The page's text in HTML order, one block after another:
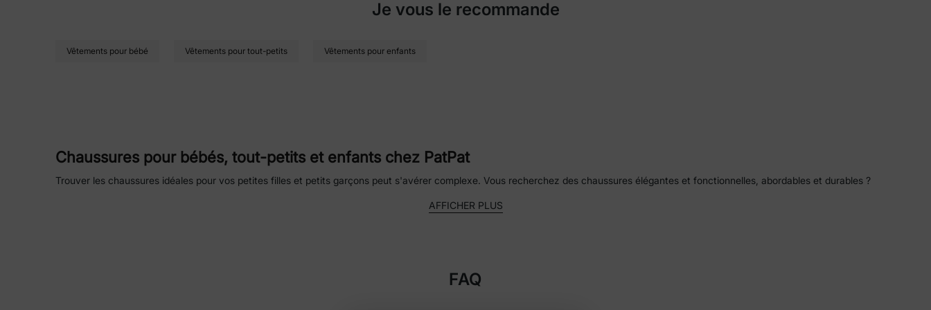
Je vous le recommande
Vêtements pour bébé Vêtements pour tout-petits Vêtements pour enfants
Chaussures pour bébés, tout-petits et enfants chez PatPat
Trouver les chaussures idéales pour vos petites filles et petits garçons peut s'avérer complexe. Vous recherchez des chaussures élégantes et fonctionnelles, abordables et durables ?
enfants en pleine croissance. PatPat veille à ce que les parents n'aient à faire aucun compromis sur le style ou le confort. Découvrons ensemble tout ce que PatPat a à offrir pour
PatPat est réputé pour ses chaussures pour enfants de haute qualité à des prix abordables. Pour les bébés, les tout-petits et les enfants, PatPat comprend que les parents
recherchent des options abordables sans pour autant négliger la qualité. Des matériaux utilisés à la fabrication soignée, les chaussures PatPat sont conçues pour durer, même sous
AFFICHER PLUS
FAQ